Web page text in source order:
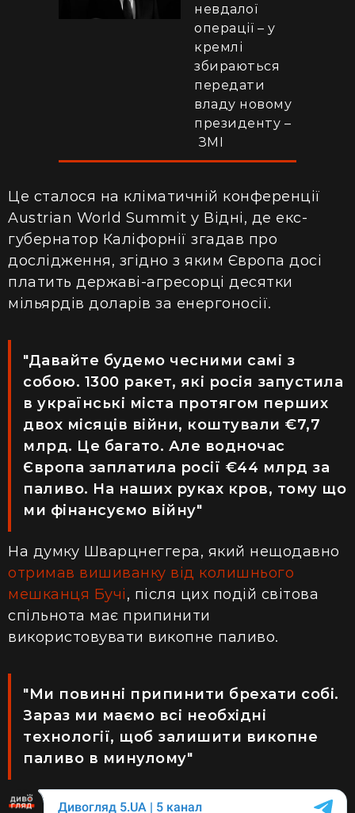
невдалої
операції – у
кремлі
збираються
передати
владу новому
президенту –
ЗМІ
Це сталося на кліматичній конференції
Austrian World Summit у Відні, де екс-
губернатор Каліфорнії згадав про
дослідження, згідно з яким Європа досі
платить державі-агресорці десятки
мільярдів доларів за енергоносії.
"Давайте будемо чесними самі з
собою. 1300 ракет, які росія запустила
в українські міста протягом перших
двох місяців війни, коштували €7,7
млрд. Це багато. Але водночас
Європа заплатила росії €44 млрд за
паливо. На наших руках кров, тому що
ми фінансуємо війну"
На думку Шварцнеггера, який нещодавно
отримав вишиванку від колишнього
мешканця Бучі, після цих подій світова
спільнота має припинити
використовувати викопне паливо.
"Ми повинні припинити брехати собі.
Зараз ми маємо всі необхідні
технології, щоб залишити викопне
паливо в минулому"